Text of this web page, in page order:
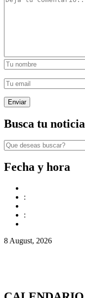
Busca tu noticia
Fecha y hora
:
:
8 August, 2026